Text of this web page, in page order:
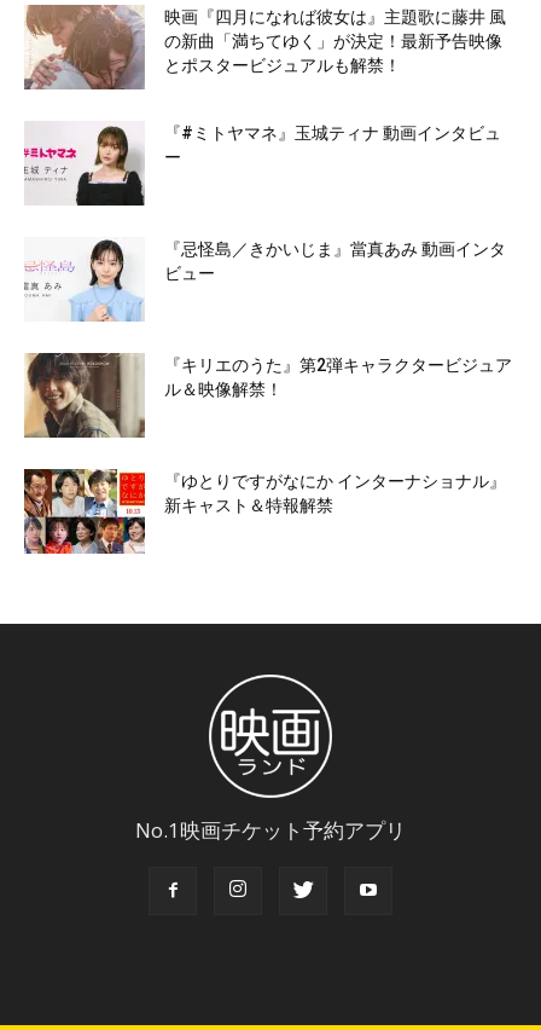
映画『四月になれば彼女は』主題歌に藤井 風
の新曲「満ちてゆく」が決定！最新予告映像
とポスタービジュアルも解禁！
『#ミトヤマネ』玉城ティナ 動画インタビュ
ー
『忌怪島／きかいじま』當真あみ 動画インタ
ビュー
『キリエのうた』第2弾キャラクタービジュア
ル＆映像解禁！
『ゆとりですがなにか インターナショナル』
新キャスト＆特報解禁
No.1映画チケット予約アプリ